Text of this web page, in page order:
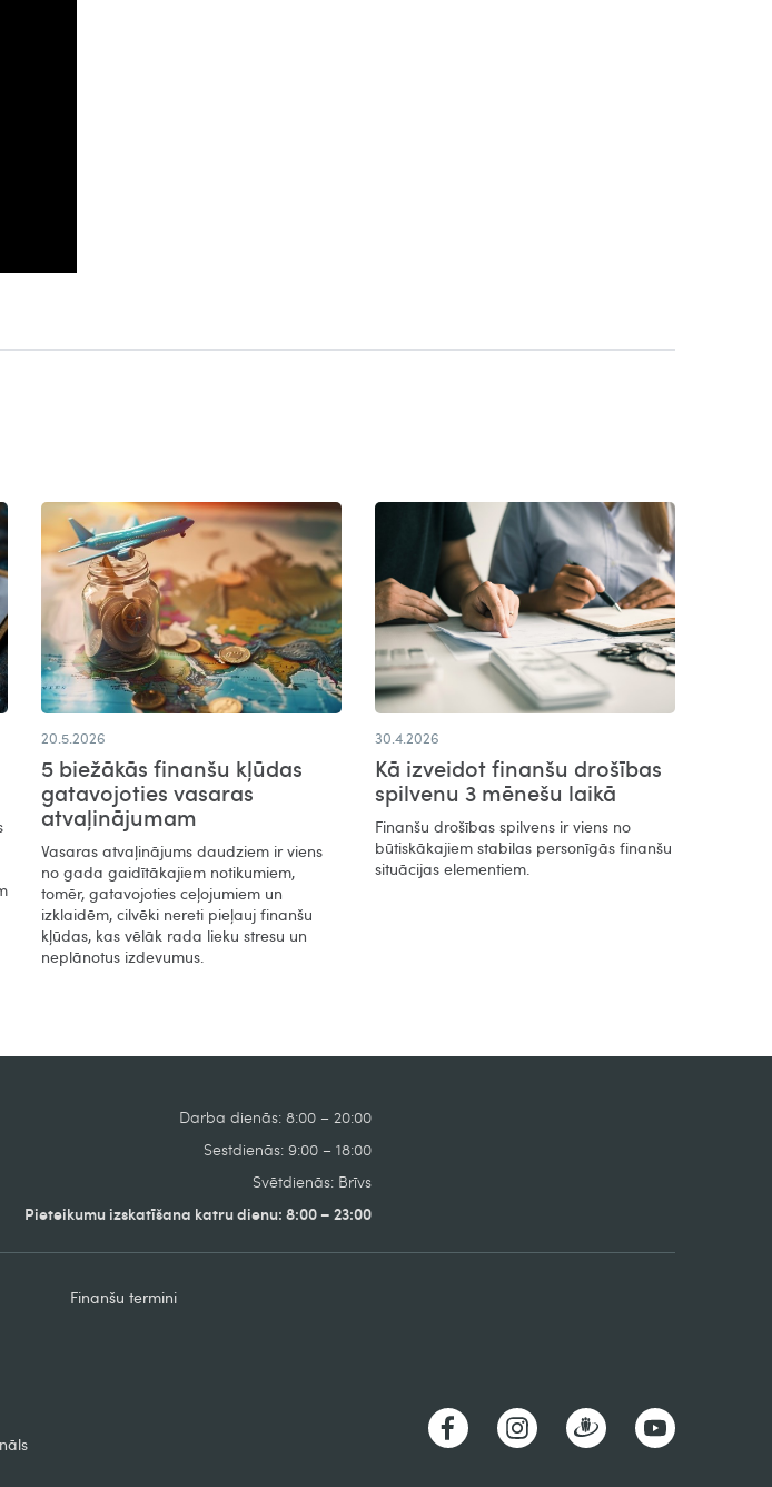
20.5.2026
5 biežākās finanšu kļūdas
gatavojoties vasaras
atvaļinājumam
Vasaras atvaļinājums daudziem ir viens
no gada gaidītākajiem notikumiem,
tomēr, gatavojoties ceļojumiem un
izklaidēm, cilvēki nereti pieļauj finanšu
kļūdas, kas vēlāk rada lieku stresu un
neplānotus izdevumus.
30.4.2026
Kā izveidot finanšu drošības
spilvenu 3 mēnešu laikā
Finanšu drošības spilvens ir viens no
būtiskākajiem stabilas personīgās finanšu
situācijas elementiem.
Darba dienās: 8:00 – 20:00
Sestdienās: 9:00 – 18:00
Svētdienās: Brīvs
Pieteikumu izskatīšana katru dienu: 8:00 – 23:00
Finanšu termini